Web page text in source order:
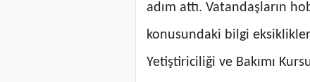
adım attı. Vatandaşların
konusundaki bilgi
Yetiştiriciliği ve Bakımı